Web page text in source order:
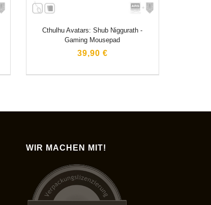
Cthulhu Avatars: Shub Niggurath -
Gaming Mousepad
39,90 €
WIR MACHEN MIT!